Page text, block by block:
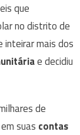
que
no distrito de
inteirar mais dos
e decidiu
de
suas contas